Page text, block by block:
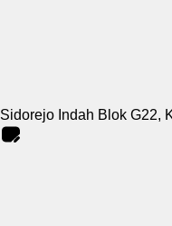
Sidorejo Indah Blok G22,